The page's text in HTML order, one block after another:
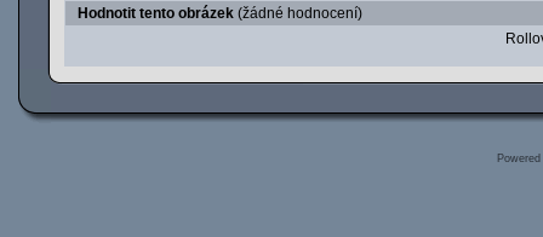
Hodnotit tento obrázek (žádné hodnocení)